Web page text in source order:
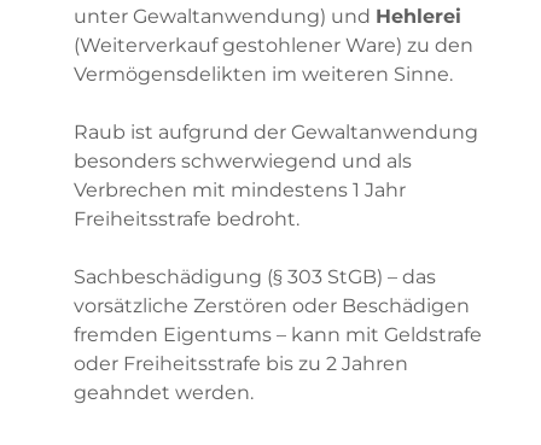
unter Gewaltanwendung) und Hehlerei
(Weiterverkauf gestohlener Ware) zu den
Vermögensdelikten im weiteren Sinne.
Raub ist aufgrund der Gewaltanwendung
besonders schwerwiegend und als
Verbrechen mit mindestens 1 Jahr
Freiheitsstrafe bedroht.
Sachbeschädigung (§ 303 StGB) – das
vorsätzliche Zerstören oder Beschädigen
fremden Eigentums – kann mit Geldstrafe
oder Freiheitsstrafe bis zu 2 Jahren
geahndet werden.